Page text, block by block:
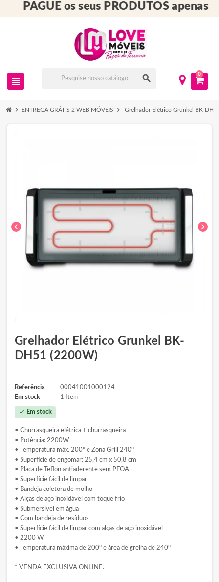
PAGUE os seus PRODUTOS apenas
view_headline search 0
chevron_right ENTREGA GRÁTIS 2 WEB MÓVEIS chevron_right Grelhador Elétrico Grunkel BK-
chevron_left chevron_right
Grelhador Elétrico Grunkel BK-
DH51 (2200W)
Referência
00041001000124
Em stock
1 Item
check Em stock
• Churrasqueira elétrica + churrasqueira
• Potência: 2200W
• Temperatura máx. 200º e Zona Grill 240º
• Superfície de engomar: 25,4 cm x 50,8 cm
• Placa de Teflon antiaderente sem PFOA
• Superfície fácil de limpar
• Bandeja coletora de molho
• Alças de aço inoxidável com toque frio
• Submersível em água
• Com bandeja de resíduos
• Superfície fácil de limpar com alças de aço inoxidável
• 2200 W
• Temperatura máxima de 200º e área de grelha de 240º
* VENDA EXCLUSIVA ONLINE.